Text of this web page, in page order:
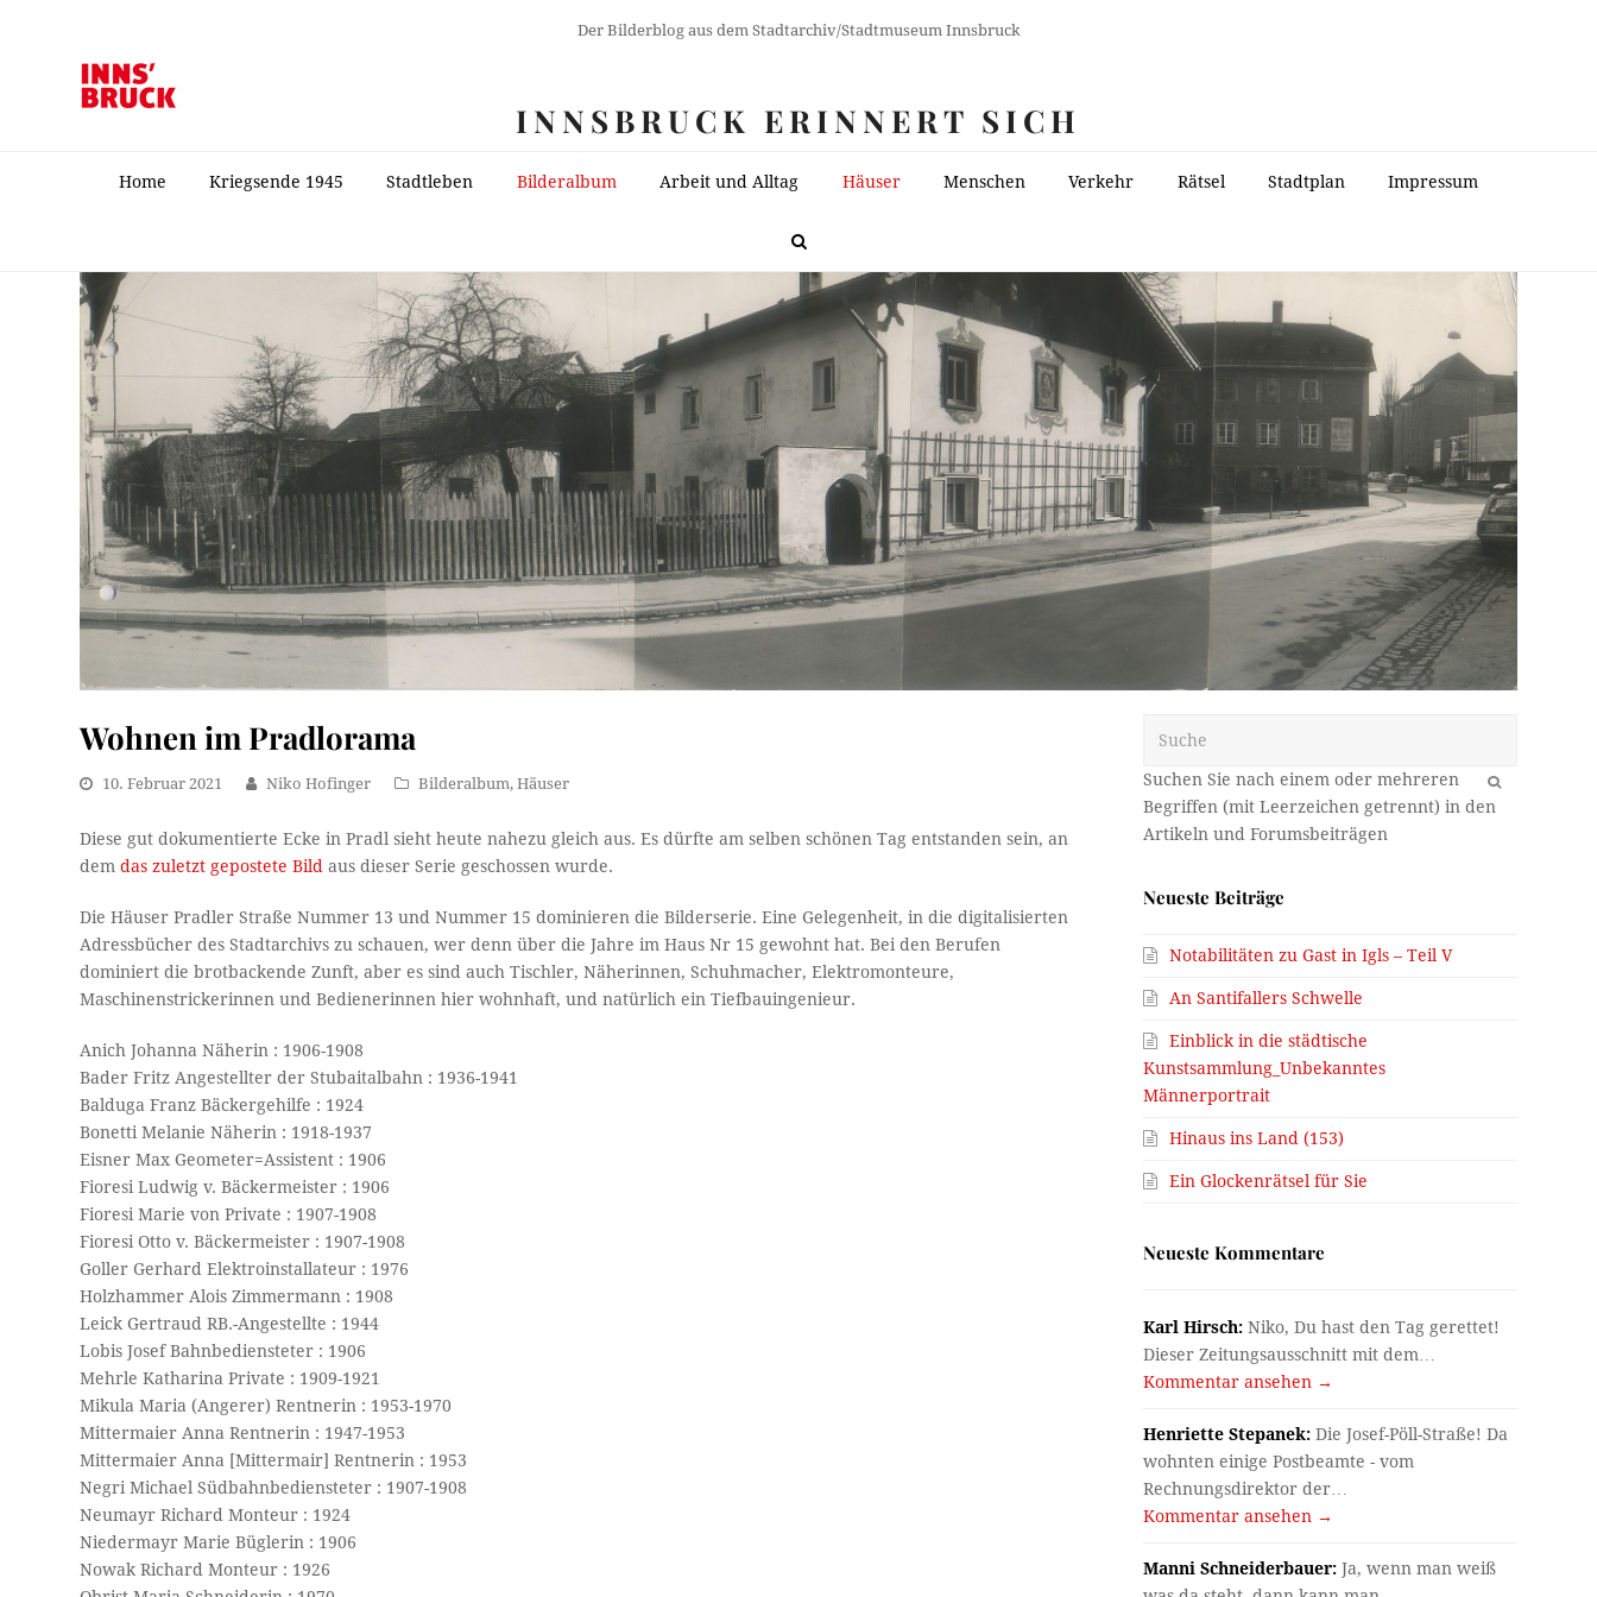
Der Bilderblog aus dem Stadtarchiv/Stadtmuseum Innsbruck
INNSBRUCK ERINNERT SICH
Home Kriegsende 1945 Stadtleben Bilderalbum Arbeit und Alltag Häuser Menschen Verkehr Rätsel Stadtplan Impressum
Wohnen im Pradlorama
10. Februar 2021 Niko Hofinger Bilderalbum,Häuser
Diese gut dokumentierte Ecke in Pradl sieht heute nahezu gleich aus. Es dürfte am selben schönen Tag entstanden sein, an
demdas zuletzt gepostete Bild aus dieser Serie geschossen wurde.
Die Häuser Pradler Straße Nummer 13 und Nummer 15 dominieren die Bilderserie. Eine Gelegenheit, in die digitalisierten
Adressbücher des Stadtarchivs zu schauen, wer denn über die Jahre im Haus Nr 15 gewohnt hat. Bei den Berufen
dominiert die brotbackende Zunft, aber es sind auch Tischler, Näherinnen, Schuhmacher, Elektromonteure,
Maschinenstrickerinnen und Bedienerinnen hier wohnhaft, und natürlich ein Tiefbauingenieur.
Anich Johanna Näherin : 1906-1908
Bader Fritz Angestellter der Stubaitalbahn : 1936-1941
Balduga Franz Bäckergehilfe : 1924
Bonetti Melanie Näherin : 1918-1937
Eisner Max Geometer=Assistent : 1906
Fioresi Ludwig v. Bäckermeister : 1906
Fioresi Marie von Private : 1907-1908
Fioresi Otto v. Bäckermeister : 1907-1908
Goller Gerhard Elektroinstallateur : 1976
Holzhammer Alois Zimmermann : 1908
Leick Gertraud RB.-Angestellte : 1944
Lobis Josef Bahnbediensteter : 1906
Mehrle Katharina Private : 1909-1921
Mikula Maria (Angerer) Rentnerin : 1953-1970
Mittermaier Anna Rentnerin : 1947-1953
Mittermaier Anna [Mittermair] Rentnerin : 1953
Negri Michael Südbahnbediensteter : 1907-1908
Neumayr Richard Monteur : 1924
Niedermayr Marie Büglerin : 1906
Nowak Richard Monteur : 1926
OK
Neueste Beiträge
Notabilitäten zu Gast in Igls – Teil V
An Santifallers Schwelle
Einblick in die städtische
Kunstsammlung_Unbekanntes
Männerportrait
Hinaus ins Land (153)
Ein Glockenrätsel für Sie
Neueste Kommentare
Karl Hirsch: Niko, Du hast den Tag gerettet!
Dieser Zeitungsausschnitt mit dem…
Kommentar ansehen →
Henriette Stepanek: Die Josef-Pöll-Straße! Da
wohnten einige Postbeamte - vom
Rechnungsdirektor der…
Kommentar ansehen →
Manni Schneiderbauer: Ja, wenn man weiß